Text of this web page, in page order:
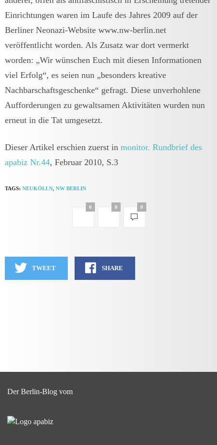
Einrichtungen waren im Laufe des Jahres 2009 auf der
Berliner Neonazi-Website www.nw-berlin.net
veröffentlicht worden. Als Zusatz war dort vermerkt
worden: „Wir wünschen Euch mit diesen Informationen
viel Erfolg“, es seien nun „besonders kreative
Nachbarschaftsgeschenke“ gefragt. Diese unverhohlene
Aufforderungen zu gewaltsamen Aktivitäten wurden nun
erneut in die Tat umgesetzt.
Dieser Artikel erschien zuerst in monitor. Rundbrief des
apabiz Nr.44, Februar 2010, S.3
TAGS: NEUKÖLLN NW BERLIN
0 0 0
TWEET SHARE
Der Berlin-Blog vom